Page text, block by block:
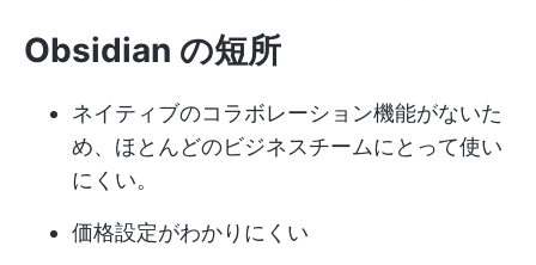
Obsidian の短所
ネイティブのコラボレーション機能がないた
め、ほとんどのビジネスチームにとって使い
にくい。
価格設定がわかりにくい